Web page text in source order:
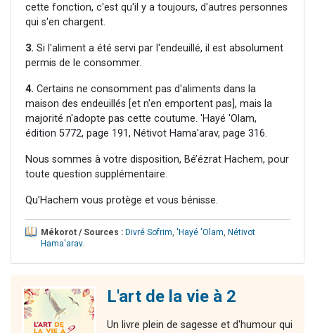
cette fonction, c'est qu'il y a toujours, d'autres personnes
qui s'en chargent.
3. Si l'aliment a été servi par l'endeuillé, il est absolument
permis de le consommer.
4. Certains ne consomment pas d'aliments dans la
maison des endeuillés [et n'en emportent pas], mais la
majorité n'adopte pas cette coutume. 'Hayé 'Olam,
édition 5772, page 191, Nétivot Hama'arav, page 316.
Nous sommes à votre disposition, Bé’ézrat Hachem, pour
toute question supplémentaire.
Qu’Hachem vous protège et vous bénisse.
Mékorot / Sources : Divré Sofrim, 'Hayé 'Olam, Nétivot
Hama'arav.
L'art de la vie à 2
Un livre plein de sagesse et d'humour qui